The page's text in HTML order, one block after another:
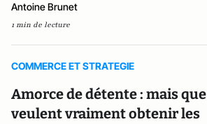
Antoine Brunet
1 min de lecture
COMMERCE ET STRATEGIE
Amorce de détente : mais que
veulent vraiment obtenir les